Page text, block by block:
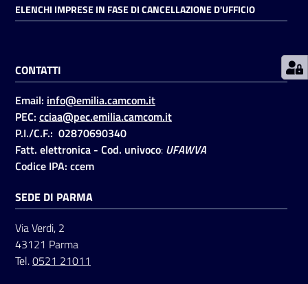
Prenotazioni
Pagamenti
Accedi
Registrati
ELENCHI IMPRESE IN FASE DI CANCELLAZIONE D'UFFICIO
CONTATTI
Email: info@emilia.camcom.it
PEC: cciaa@pec.emilia.camcom.it
P.I./C.F.: 02870690340
Fatt. elettronica - Cod. univoco: UFAWVA
Codice IPA: ccem
SEDE DI PARMA
Via Verdi, 2
43121 Parma
Tel.0521 21011